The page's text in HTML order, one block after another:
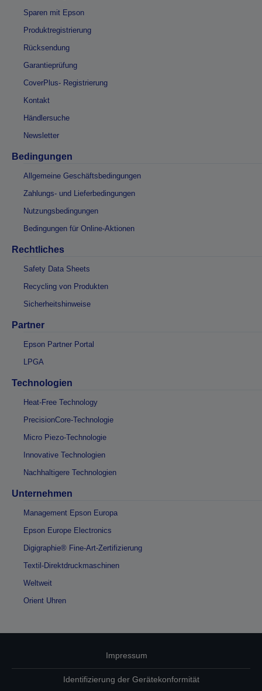
Sparen mit Epson
Produktregistrierung
Rücksendung
Garantieprüfung
CoverPlus- Registrierung
Kontakt
Händlersuche
Newsletter
Bedingungen
Allgemeine Geschäftsbedingungen
Zahlungs- und Lieferbedingungen
Nutzungsbedingungen
Bedingungen für Online-Aktionen
Rechtliches
Safety Data Sheets
Recycling von Produkten
Sicherheitshinweise
Partner
Epson Partner Portal
LPGA
Technologien
Heat-Free Technology
PrecisionCore-Technologie
Micro Piezo-Technologie
Innovative Technologien
Nachhaltigere Technologien
Unternehmen
Management Epson Europa
Epson Europe Electronics
Digigraphie® Fine-Art-Zertifizierung
Textil-Direktdruckmaschinen
Weltweit
Orient Uhren
Impressum
Identifizierung der Gerätekonformität